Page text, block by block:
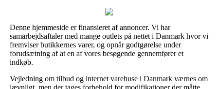
Denne hjemmeside er finansieret af annoncer. Vi har
samarbejdsaftaler med mange outlets på nettet i Danmark hvor vi
fremviser butikkernes varer, og opnår godtgørelse under
forudsætning af at en af vores besøgende gennemfører et
indkøb.
Vejledning om tilbud og internet varehuse i Danmark værnes om
jævnligt, men der tages forbehold for modifikationer der måtte